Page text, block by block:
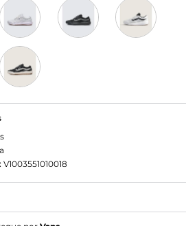
V1003551010018
O novo UltraRange 2.0